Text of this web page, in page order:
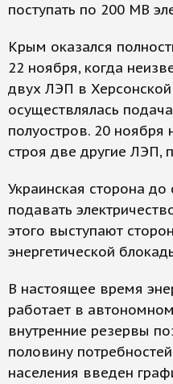
поступать по 200 МВ
Крым оказался
22 ноября, когда
двух ЛЭП в
осуществлялась
полуостров. 20 ноября
строя две другие ЛЭП,
Украинская сторона до
подавать
этого выступают
энергетической
В настоящее время
работает в
внутренние резервы
половину
населения введен